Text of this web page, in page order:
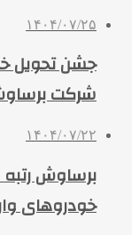
۱۴۰۴/۰۷/۲۵
جشن تحویل
شرکت
۱۴۰۴/۰۷/۲۲
برساوش
خودروهای